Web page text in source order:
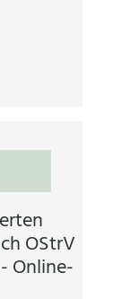
OStrV
Online-